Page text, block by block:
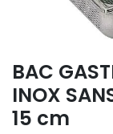
BAC
INOX
15 cm